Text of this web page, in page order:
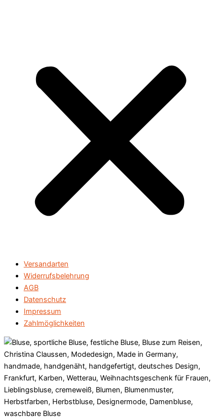
Versandarten
Widerrufsbelehrung
AGB
Datenschutz
Impressum
Zahlmöglichkeiten